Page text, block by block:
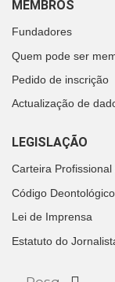
MEMBROS
Fundadores
Quem pode ser
Pedido de inscrição
Actualização de
LEGISLAÇÃO
Carteira
Código Deontológico
Lei de Imprensa
Estatuto do